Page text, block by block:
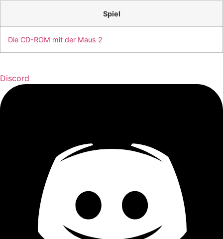
Spiel
Die CD-ROM mit der Maus 2
Discord